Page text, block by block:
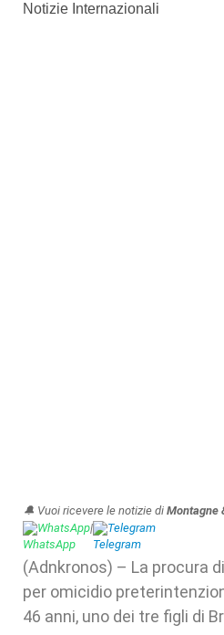
Notizie Internazionali
🔔 Vuoi ricevere le notizie di Montagne
WhatsApp| Telegram
(Adnkronos) – La procura
per omicidio
46 anni, uno dei tre figli di